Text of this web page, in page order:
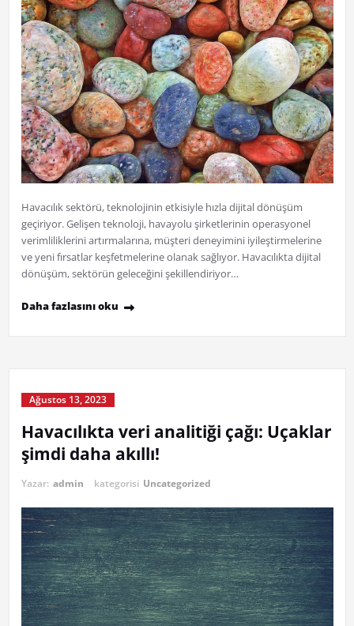
Havacılık sektörü, teknolojinin etkisiyle hızla dijital dönüşüm
geçiriyor. Gelişen teknoloji, havayolu şirketlerinin operasyonel
verimliliklerini artırmalarına, müşteri deneyimini iyileştirmelerine
ve yeni fırsatlar keşfetmelerine olanak sağlıyor. Havacılıkta dijital
dönüşüm, sektörün geleceğini şekillendiriyor…
Daha fazlasını oku
Ağustos 13, 2023
Havacılıkta veri analitiği çağı: Uçaklar
şimdi daha akıllı!
Yazar: admin kategorisi Uncategorized